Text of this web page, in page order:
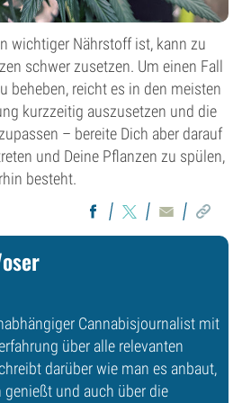
wichtiger Nährstoff ist, kann zu
schwer zusetzen. Um einen Fall
beheben, reicht es in den meisten
kurzzeitig auszusetzen und die
– bereite Dich aber darauf
und Deine Pflanzen zu spülen,
besteht.
Cannabisjournalist mit
über alle relevanten
darüber wie man es anbaut,
und auch über die